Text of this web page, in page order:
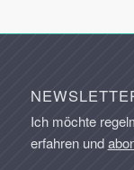
Ich möchte
erfahren und